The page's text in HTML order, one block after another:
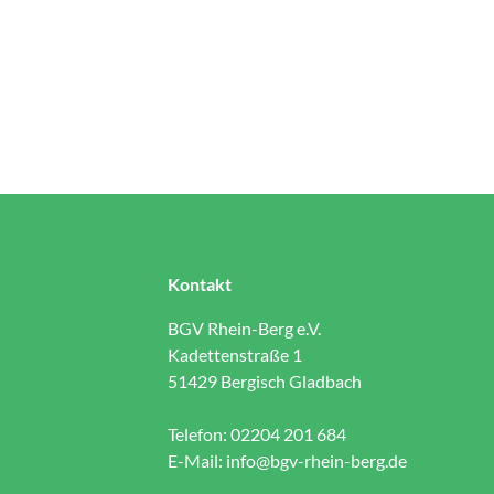
Kontakt
BGV Rhein-Berg e.V.
Kadettenstraße 1
51429 Bergisch Gladbach
Telefon: 02204 201 684
E-Mail: info@bgv-rhein-berg.de